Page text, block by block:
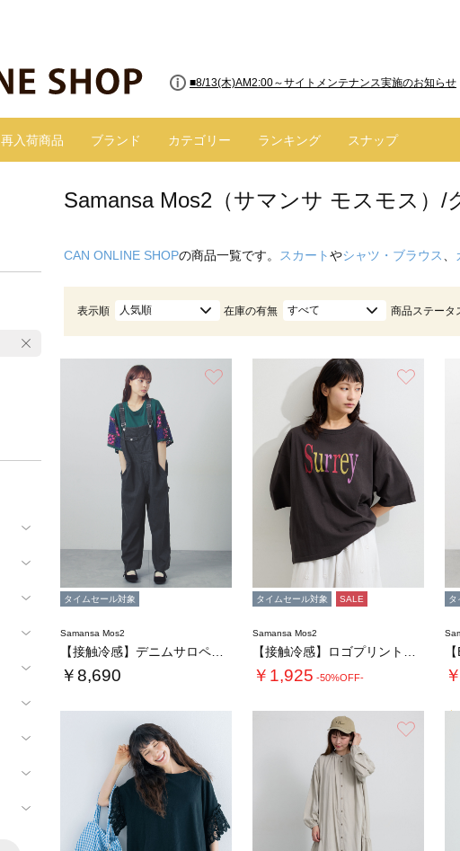
■8/13(木)AM2:00～サイトメンテナンス実施のお知らせ
再入荷商品 ブランド カテゴリー ランキング スナップ
Samansa Mos2（サマンサ モスモス）/
CAN ONLINE SHOPの商品一覧です。 スカートやシャツ・ブラウス
表示順 人気順 在庫の有無 すべて 商品ステータ
タイムセール対象
Samansa Mos2
￥8,690
タイムセール対象 SALE
Samansa Mos2
￥1,925 -50%OFF-
タ